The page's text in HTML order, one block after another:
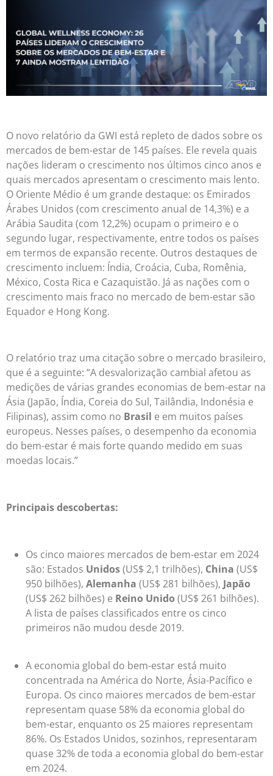
O novo relatório da GWI está repleto de dados sobre os
mercados de bem-estar de 145 países. Ele revela quais
nações lideram o crescimento nos últimos cinco anos e
quais mercados apresentam o crescimento mais lento.
O Oriente Médio é um grande destaque: os Emirados
Árabes Unidos (com crescimento anual de 14,3%) e a
Arábia Saudita (com 12,2%) ocupam o primeiro e o
segundo lugar, respectivamente, entre todos os países
em termos de expansão recente. Outros destaques de
crescimento incluem: Índia, Croácia, Cuba, Romênia,
México, Costa Rica e Cazaquistão. Já as nações com o
crescimento mais fraco no mercado de bem-estar são
Equador e Hong Kong.
O relatório traz uma citação sobre o mercado brasileiro,
que é a seguinte: “A desvalorização cambial afetou as
medições de várias grandes economias de bem-estar na
Ásia (Japão, Índia, Coreia do Sul, Tailândia, Indonésia e
Filipinas), assim como no Brasil e em muitos países
europeus. Nesses países, o desempenho da economia
do bem-estar é mais forte quando medido em suas
moedas locais.”
Principais descobertas:
Os cinco maiores mercados de bem-estar em 2024
são: Estados Unidos(US$ 2,1 trilhões), China (US$
950 bilhões), Alemanha (US$ 281 bilhões), Japão
(US$ 262 bilhões) e Reino Unido (US$ 261 bilhões).
A lista de países classificados entre os cinco
primeiros não mudou desde 2019.
A economia global do bem-estar está muito
concentrada na América do Norte, Ásia-Pacífico e
Europa. Os cinco maiores mercados de bem-estar
representam quase 58% da economia global do
bem-estar, enquanto os 25 maiores representam
86%. Os Estados Unidos, sozinhos, representaram
quase 32% de toda a economia global do bem-estar
em 2024.